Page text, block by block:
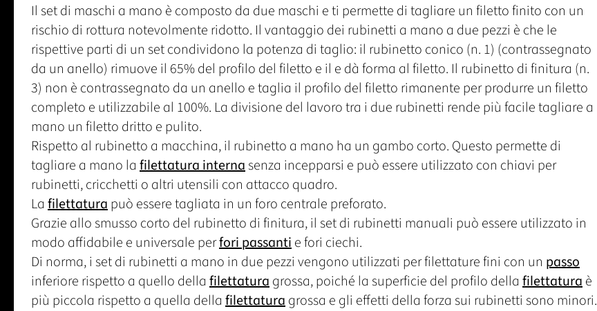
Il set di maschi a mano è composto da due maschi e ti permette di tagliare un filetto finito con un
rischio di rottura notevolmente ridotto. Il vantaggio dei rubinetti a mano a due pezzi è che le
rispettive parti di un set condividono la potenza di taglio: il rubinetto conico (n. 1) (contrassegnato
da un anello) rimuove il 65% del profilo del filetto e il e dà forma al filetto. Il rubinetto di finitura (n.
3) non è contrassegnato da un anello e taglia il profilo del filetto rimanente per produrre un filetto
completo e utilizzabile al 100%. La divisione del lavoro tra i due rubinetti rende più facile tagliare a
mano un filetto dritto e pulito.
Rispetto al rubinetto a macchina, il rubinetto a mano ha un gambo corto. Questo permette di
tagliare a mano la filettatura internasenza incepparsi e può essere utilizzato con chiavi per
rubinetti, cricchetti o altri utensili con attacco quadro.
La filettaturapuò essere tagliata in un foro centrale preforato.
Grazie allo smusso corto del rubinetto di finitura, il set di rubinetti manuali può essere utilizzato in
modo affidabile e universale perfori passantie fori ciechi.
Di norma, i set di rubinetti a mano in due pezzi vengono utilizzati per filettature fini con un passo
inferiore rispetto a quello della filettaturagrossa, poiché la superficie del profilo della filettaturaè
più piccola rispetto a quella della filettaturagrossa e gli effetti della forza sui rubinetti sono minori.